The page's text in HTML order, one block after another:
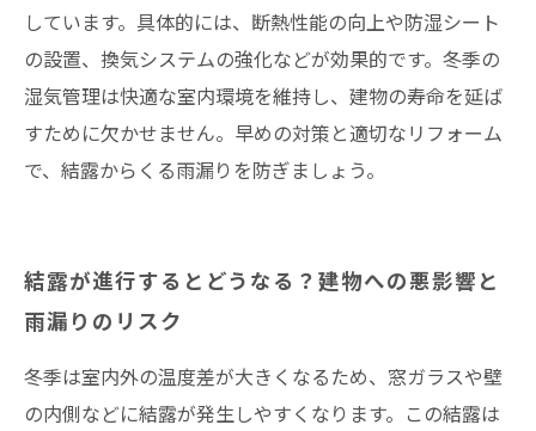
しています。具体的には、断熱性能の向上や防湿シート
の設置、換気システムの強化などが効果的です。冬季の
湿気管理は快適な室内環境を維持し、建物の寿命を延ば
すために欠かせません。早めの対策と適切なリフォーム
で、結露からくる雨漏りを防ぎましょう。
結露が進行するとどうなる？建物への悪影響と
雨漏りのリスク
冬季は室内外の温度差が大きくなるため、窓ガラスや壁
の内側などに結露が発生しやすくなります。この結露は